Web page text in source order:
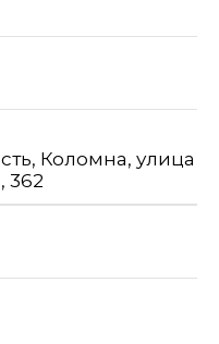
Коломна, улица
362